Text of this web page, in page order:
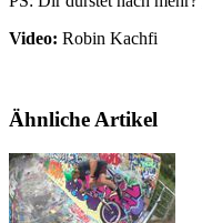
Video: Robin Kachfi
Ähnliche Artikel